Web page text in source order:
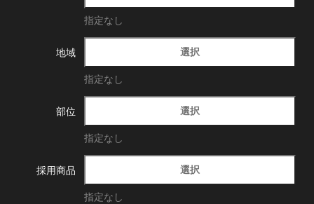
指定なし
地域 選択
指定なし
部位 選択
指定なし
採用商品 選択
指定なし